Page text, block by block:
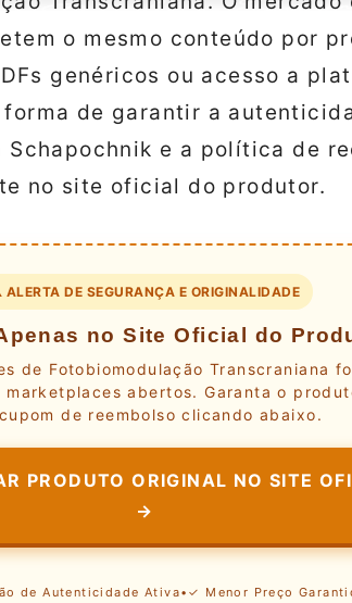
o mesmo conteúdo por
genéricos ou acesso a
de garantir a
e a política de
no site oficial do produtor.
DE SEGURANÇA E ORIGINALIDADE
no Site Oficial do
de Fotobiomodulação Transcraniana
abertos. Garanta o
de reembolso clicando abaixo.
PRODUTO ORIGINAL NO SITE
→
de Autenticidade Ativa• ✓ Menor Preço